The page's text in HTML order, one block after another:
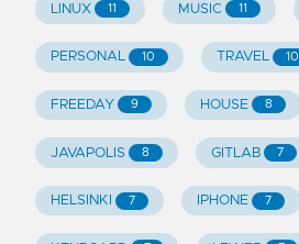
LINUX 11 MUSIC 11
PERSONAL 10 TRAVEL 10
FREEDAY 9 HOUSE 8
JAVAPOLIS 8 GITLAB 7
HELSINKI 7 IPHONE 7